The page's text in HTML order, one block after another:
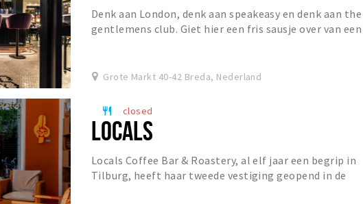
Denk aan London, denk aan speakeasy en denk aan the
gentlemens club. Giet hier een fris sausje over van een
Grote Markt 40-42 Breda, Nederland
restaurant closed
LOCALS
Locals Coffee Bar & Roastery, al elf jaar een begrip in
Tilburg, heeft haar tweede vestiging geopend in de